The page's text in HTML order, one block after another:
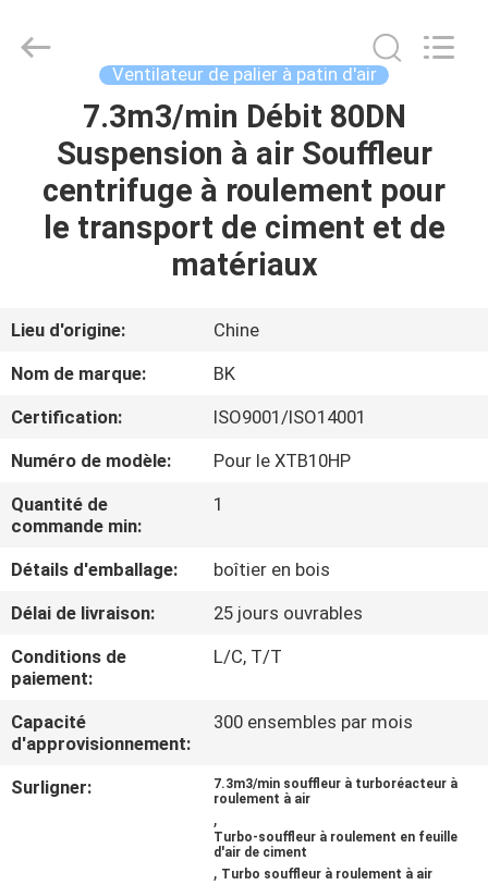
MAISON
PRODUITS
AU
SUJET
NOUS
VISITE
D'USINE
CONTRÔLE
DE
QUALITÉ
CONTACTEZ-
NOUS
Tohin
Machine
Ventilateur de palier à patin d'air
7.3m3/min Débit 80DN
Suspension à air Souffleur
centrifuge à roulement pour
le transport de ciment et de
matériaux
Lieu d'origine:
Chine
Nom de marque:
BK
Certification:
ISO9001/ISO14001
Numéro de modèle:
Pour le XTB10HP
Quantité de
commande min:
1
Détails d'emballage:
boîtier en bois
Délai de livraison:
25 jours ouvrables
Conditions de
paiement:
L/C, T/T
Capacité
d'approvisionnement:
300 ensembles par mois
Surligner:
7.3m3/min souffleur à turboréacteur à
roulement à air
,
Turbo-souffleur à roulement en feuille
d'air de ciment
, Turbo souffleur à roulement à air